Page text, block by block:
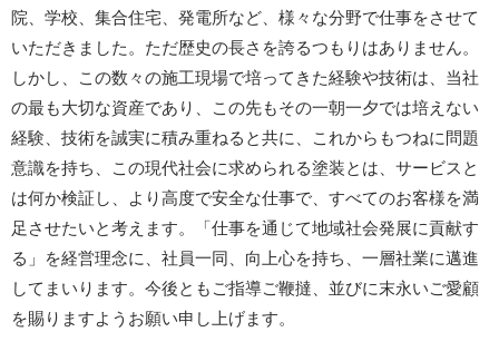
院、学校、集合住宅、発電所など、様々な分野で仕事をさせて
いただきました。ただ歴史の長さを誇るつもりはありません。
しかし、この数々の施工現場で培ってきた経験や技術は、当社
の最も大切な資産であり、この先もその一朝一夕では培えない
経験、技術を誠実に積み重ねると共に、これからもつねに問題
意識を持ち、この現代社会に求められる塗装とは、サービスと
は何か検証し、より高度で安全な仕事で、すべてのお客様を満
足させたいと考えます。「仕事を通じて地域社会発展に貢献す
る」を経営理念に、社員一同、向上心を持ち、一層社業に邁進
してまいります。今後ともご指導ご鞭撻、並びに末永いご愛顧
を賜りますようお願い申し上げます。